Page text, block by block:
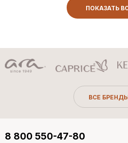
ПОКАЗАТЬ
ВСЕ
8 800 550-47-80